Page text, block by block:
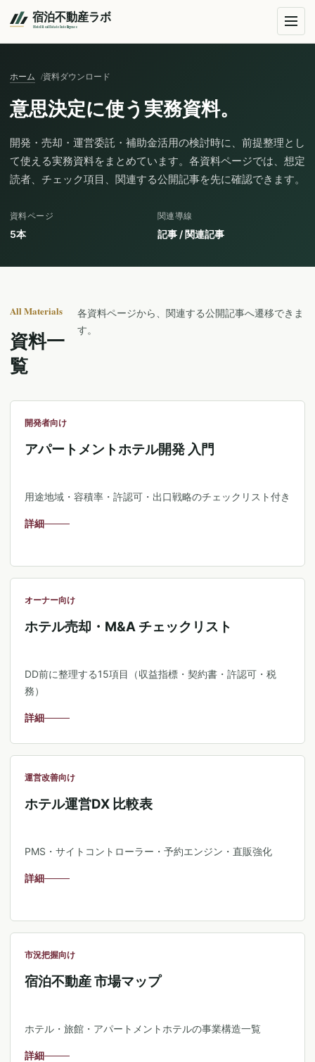
ホーム 資料ダウンロード
意思決定に使う実務資料。
開発・売却・運営委託・補助金活用の検討時に、前提整理とし
て使える実務資料をまとめています。各資料ページでは、想定
読者、チェック項目、関連する公開記事を先に確認できます。
資料ページ
5本
関連導線
記事 / 関連記事
All Materials
資料一
覧
各資料ページから、関連する公開記事へ遷移できま
す。
開発者向け
アパートメントホテル開発 入門
用途地域・容積率・許認可・出口戦略のチェックリスト付き
詳細
オーナー向け
ホテル売却・M&A チェックリスト
DD前に整理する15項目（収益指標・契約書・許認可・税
務）
詳細
運営改善向け
ホテル運営DX 比較表
PMS・サイトコントローラー・予約エンジン・直販強化
詳細
市況把握向け
宿泊不動産 市場マップ
ホテル・旅館・アパートメントホテルの事業構造一覧
詳細